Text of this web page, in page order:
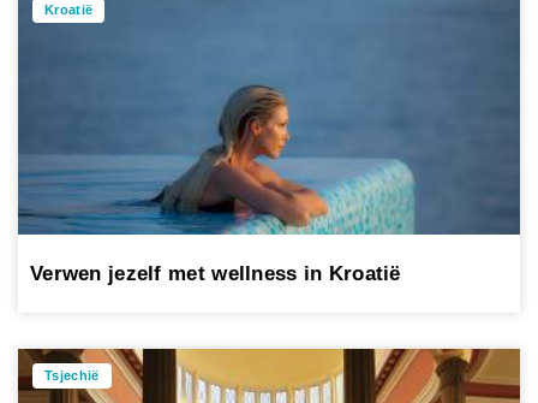
Kroatië
Verwen jezelf met wellness in Kroatië
Tsjechië